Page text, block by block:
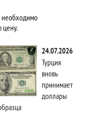
необходимо
цену.
24.07.2026
Турция
вновь
принимает
доллары